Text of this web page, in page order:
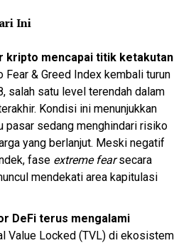
Ini
kripto mencapai titik ketakutan
Fear & Greed Index kembali turun
salah satu level terendah dalam
Kondisi ini menunjukkan
pasar sedang menghindari risiko
yang berlanjut. Meski negatif
fase extreme fearsecara
mendekati area kapitulasi
DeFi terus mengalami
Value Locked (TVL) di ekosistem